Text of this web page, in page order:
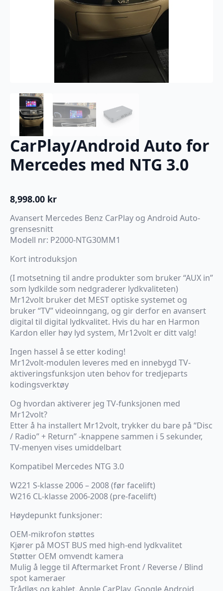
CarPlay/Android Auto for
Mercedes med NTG 3.0
8,998.00 kr
Avansert Mercedes Benz CarPlay og Android Auto-
grensesnitt
Modell nr: P2000-NTG30MM1
Kort introduksjon
(I motsetning til andre produkter som bruker “AUX in”
som lydkilde som nedgraderer lydkvaliteten)
Mr12volt bruker det MEST optiske systemet og
bruker “TV” videoinngang, og gir derfor en avansert
digital til digital lydkvalitet. Hvis du har en Harmon
Kardon eller høy lyd system, Mr12volt er ditt valg!
Ingen hassel å se etter koding!
Mr12volt-modulen leveres med en innebygd TV-
aktiveringsfunksjon uten behov for tredjeparts
kodingsverktøy
Og hvordan aktiverer jeg TV-funksjonen med
Mr12volt?
Etter å ha installert Mr12volt, trykker du bare på “Disc
/ Radio” + Return” -knappene sammen i 5 sekunder,
TV-menyen vises umiddelbart
Kompatibel Mercedes NTG 3.0
W221 S-klasse 2006 – 2008 (før facelift)
W216 CL-klasse 2006-2008 (pre-facelift)
Høydepunkt funksjoner:
OEM-mikrofon støttes
Kjører på MOST BUS med high-end lydkvalitet
Støtter OEM omvendt kamera
Mulig å legge til Aftermarket Front / Reverse / Blind
spot kameraer